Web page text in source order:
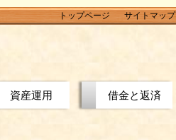
資産運用 借金と返済
トップページ サイトマップ